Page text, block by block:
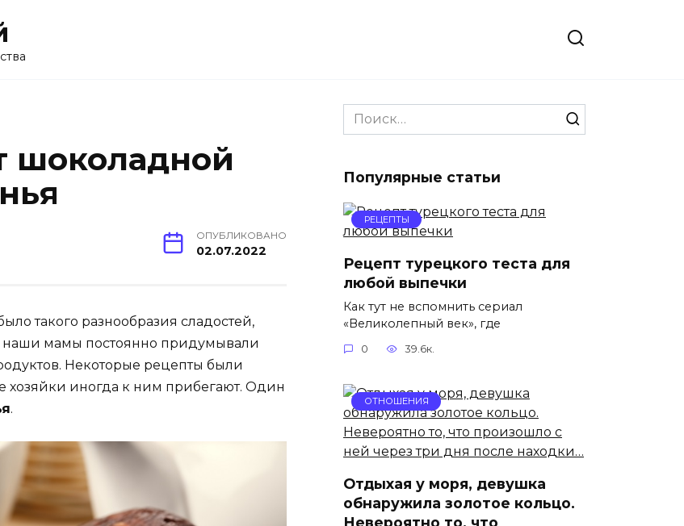
шоколадной
ОПУБЛИКОВАНО
02.07.2022
такого разнообразия сладостей,
наши мамы постоянно придумывали
Некоторые рецепты были
хозяйки иногда к ним прибегают. Один
.
Search
for:
Популярные статьи
РЕЦЕПТЫ
Рецепт турецкого теста для
любой выпечки
Как тут не вспомнить сериал
«Великолепный век», где
0 39.6к.
ОТНОШЕНИЯ
Отдыхая у моря, девушка
обнаружила золотое кольцо.
Невероятно то, что